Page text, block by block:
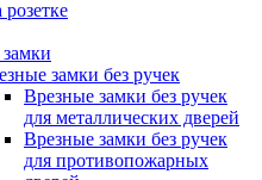
замки без ручек
Врезные замки без ручек
для металлических дверей
Врезные замки без ручек
для противопожарных